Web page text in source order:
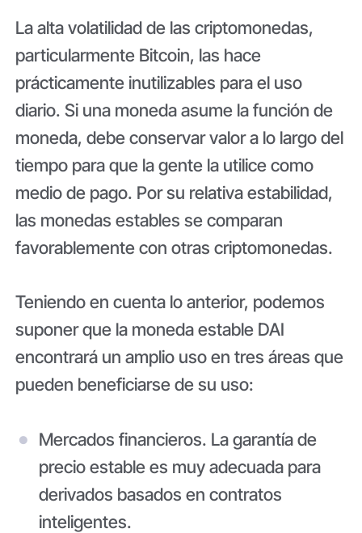
La alta volatilidad de las criptomonedas,
particularmente Bitcoin, las hace
prácticamente inutilizables para el uso
diario. Si una moneda asume la función de
moneda, debe conservar valor a lo largo del
tiempo para que la gente la utilice como
medio de pago. Por su relativa estabilidad,
las monedas estables se comparan
favorablemente con otras criptomonedas.
Teniendo en cuenta lo anterior, podemos
suponer que la moneda estable DAI
encontrará un amplio uso en tres áreas que
pueden beneficiarse de su uso:
Mercados financieros. La garantía de
precio estable es muy adecuada para
derivados basados ​​en contratos
inteligentes.